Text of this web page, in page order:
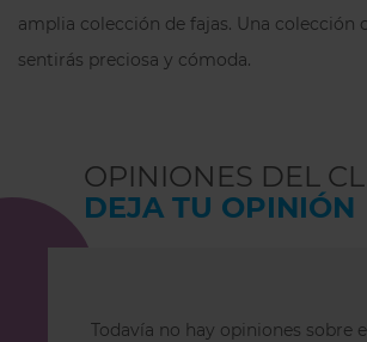
amplia colección de fajas. Una colección
sentirás preciosa y cómoda.
OPINIONES DEL
DEJA TU OPINIÓN
Todavía no hay opiniones sobre